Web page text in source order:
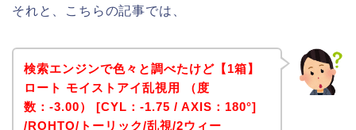
それと、こちらの記事では、
検索エンジンで色々と調べたけど【1箱】
ロート モイストアイ乱視用 （度
数：-3.00） [CYL：-1.75 / AXIS：180°]
/ROHTO/トーリック/乱視/2ウィー